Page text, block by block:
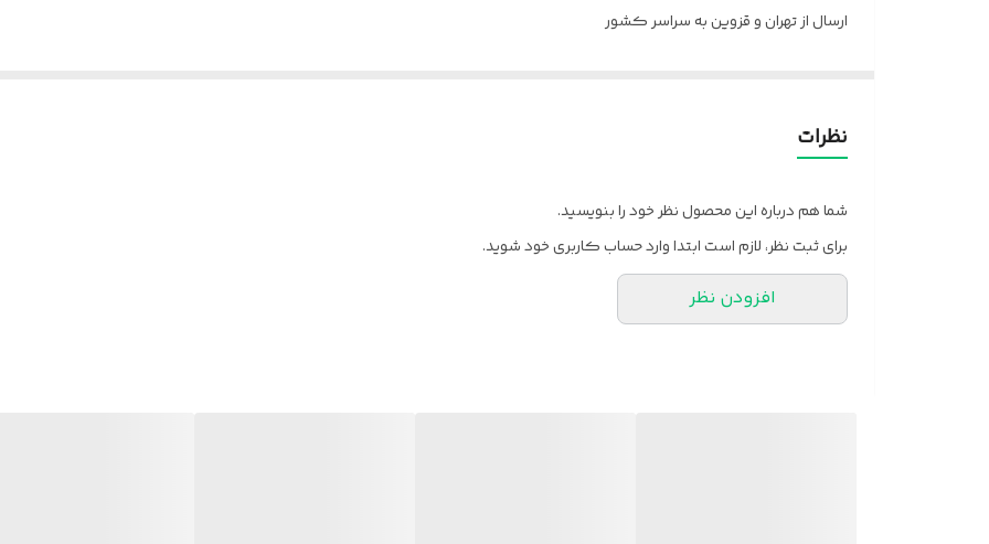
ارسال از تهران و قزوین به سراسر کشور
نظرات
شما هم درباره این محصول نظر خود را بنویسید.
برای ثبت نظر، لازم است ابتدا وارد حساب کاربری خود شوید.
افزودن نظر